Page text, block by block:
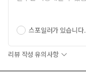
스포일러가 있습니다.
리뷰 작성 유의사항